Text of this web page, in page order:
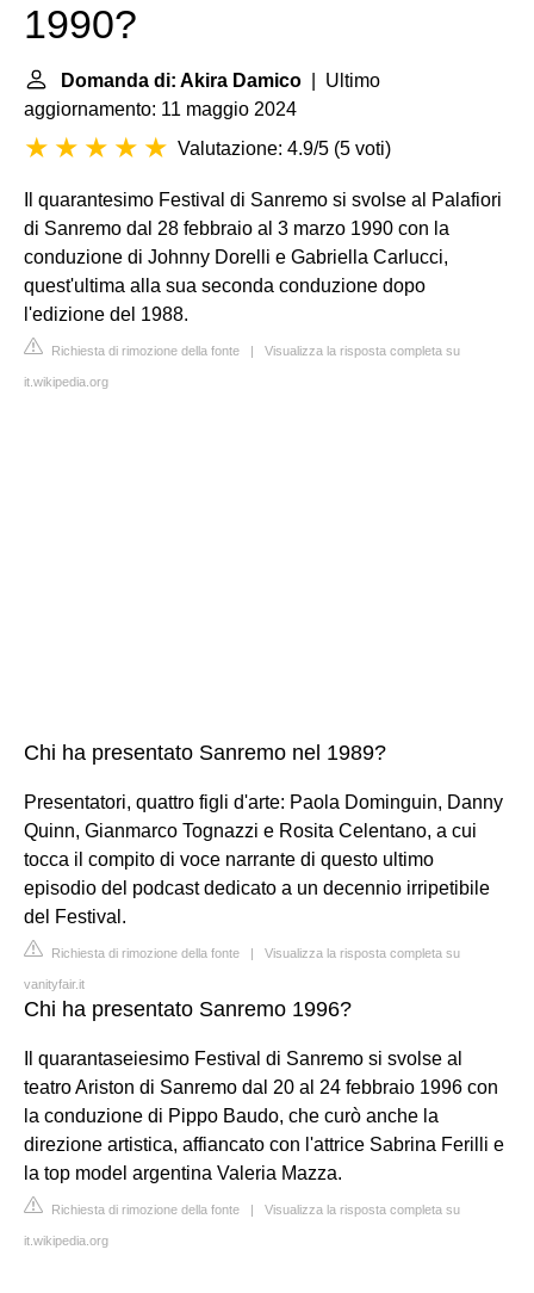
1990?
Domanda di: Akira Damico | Ultimo
aggiornamento: 11 maggio 2024
Valutazione: 4.9/5 (5 voti)
Il quarantesimo Festival di Sanremo si svolse al Palafiori
di Sanremo dal 28 febbraio al 3 marzo 1990 con la
conduzione di Johnny Dorelli e Gabriella Carlucci,
quest'ultima alla sua seconda conduzione dopo
l'edizione del 1988.
Richiesta di rimozione della fonte | Visualizza la risposta completa su
it.wikipedia.org
Chi ha presentato Sanremo nel 1989?
Presentatori, quattro figli d'arte: Paola Dominguin, Danny
Quinn, Gianmarco Tognazzi e Rosita Celentano, a cui
tocca il compito di voce narrante di questo ultimo
episodio del podcast dedicato a un decennio irripetibile
del Festival.
Richiesta di rimozione della fonte | Visualizza la risposta completa su
vanityfair.it
Chi ha presentato Sanremo 1996?
Il quarantaseiesimo Festival di Sanremo si svolse al
teatro Ariston di Sanremo dal 20 al 24 febbraio 1996 con
la conduzione di Pippo Baudo, che curò anche la
direzione artistica, affiancato con l'attrice Sabrina Ferilli e
la top model argentina Valeria Mazza.
Richiesta di rimozione della fonte | Visualizza la risposta completa su
it.wikipedia.org